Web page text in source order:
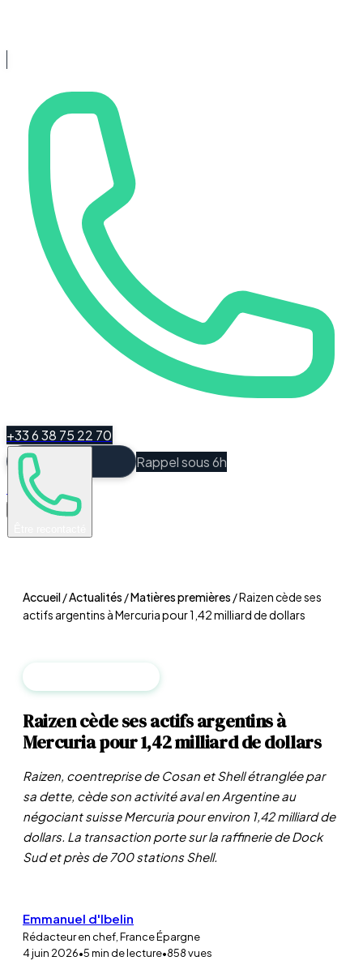
+33 6 38 75 22 70
Rappel sous 6h
Espace Client
Accueil/Actualités /Matières premières /Raizen cède ses
actifs argentins à Mercuria pour 1,42 milliard de dollars
Raizen cède ses actifs argentins à
Mercuria pour 1,42 milliard de dollars
Raizen, coentreprise de Cosan et Shell étranglée par
sa dette, cède son activité aval en Argentine au
négociant suisse Mercuria pour environ 1,42 milliard de
dollars. La transaction porte sur la raffinerie de Dock
Sud et près de 700 stations Shell.
Emmanuel d'Ibelin
Rédacteur en chef, France Épargne
4 juin 2026•5min de lecture•858vues